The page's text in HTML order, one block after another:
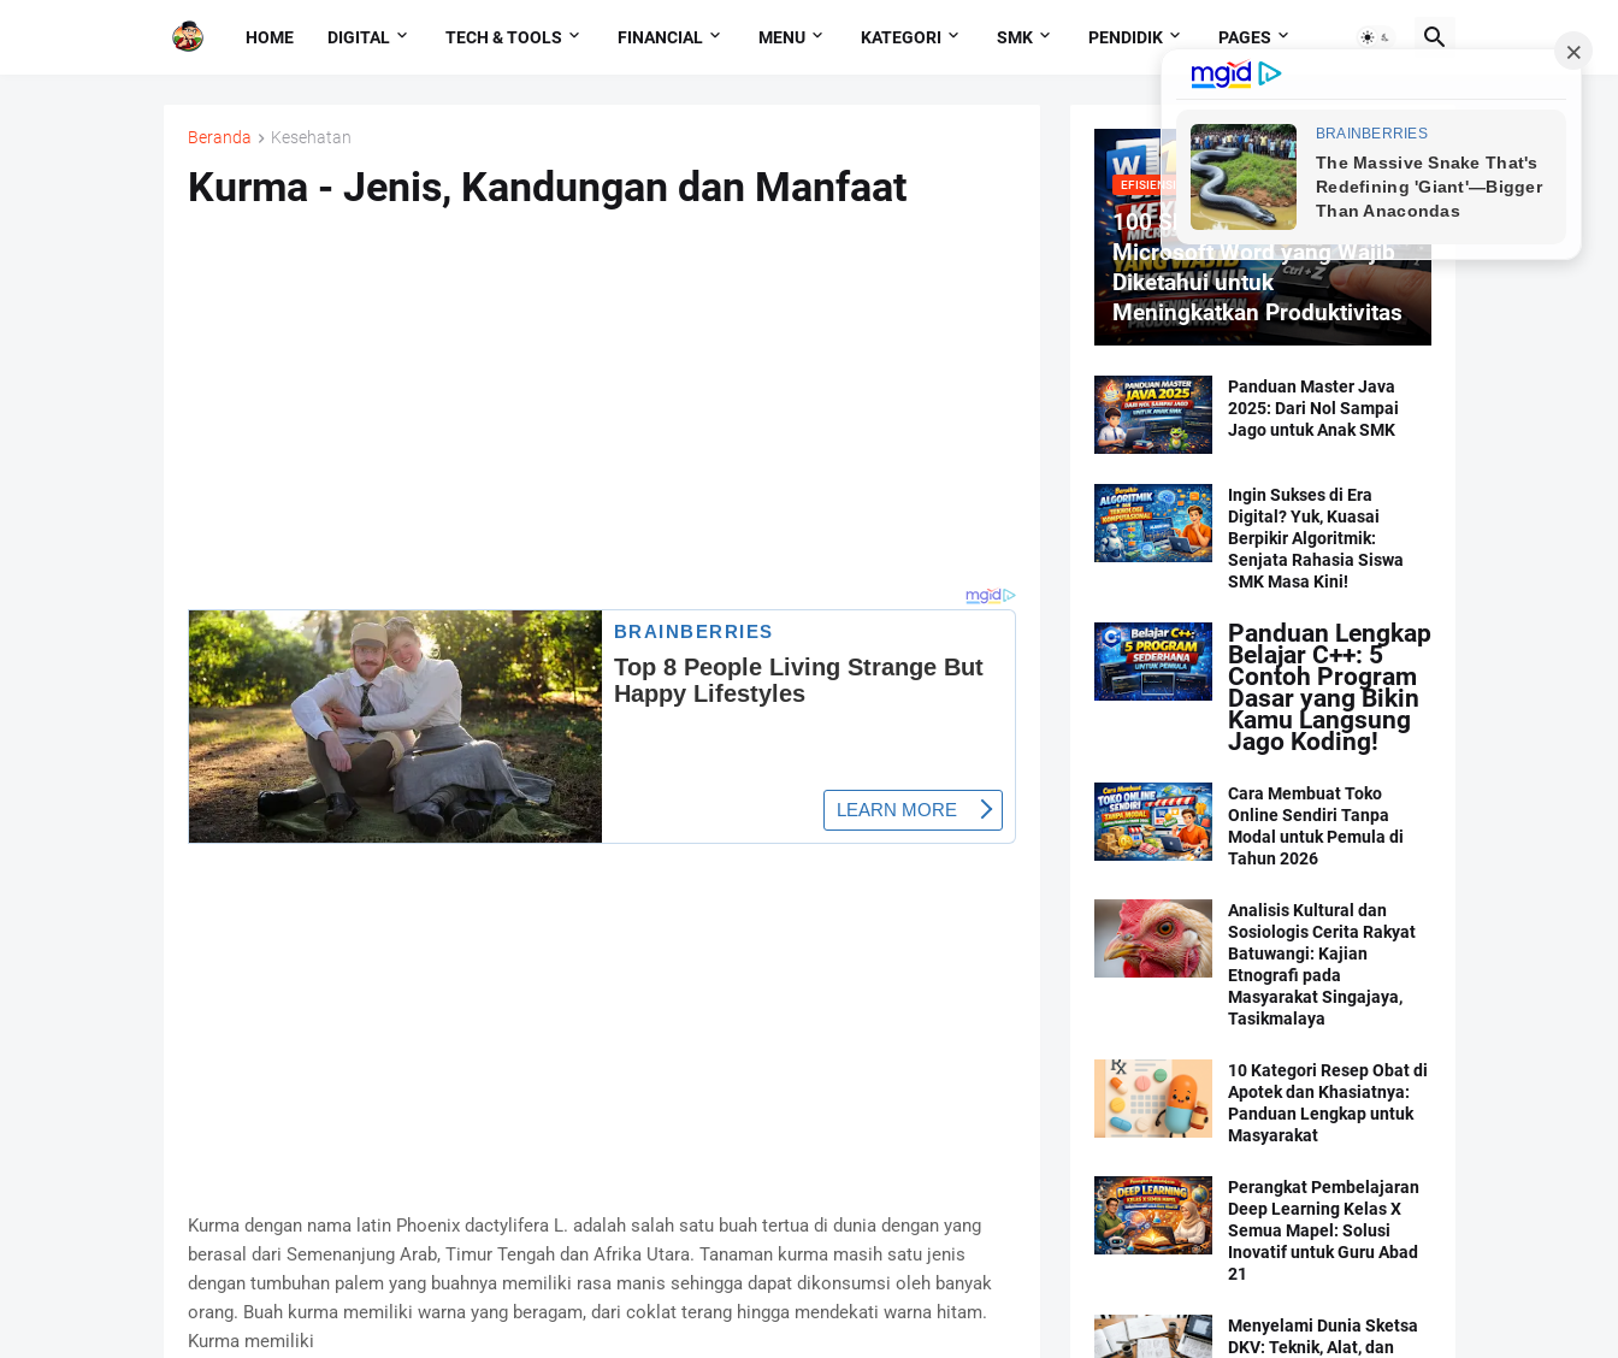
HOME DIGITAL TECH & TOOLS FINANCIAL MENU KATEGORI SMK PENDIDIK PAGES
Beranda Kesehatan
Kurma - Jenis, Kandungan dan Manfaat
Kurma dengan nama latin Phoenix dactylifera L. adalah salah satu buah tertua di dunia dengan yang
berasal dari Semenanjung Arab, Timur Tengah dan Afrika Utara. Tanaman kurma masih satu jenis
dengan tumbuhan palem yang buahnya memiliki rasa manis sehingga dapat dikonsumsi oleh banyak
orang. Buah kurma memiliki warna yang beragam, dari coklat terang hingga mendekati warna hitam.
Kurma memiliki
EFISIENSI MENGETIK
100 Shortcut Keyboard
Microsoft Word yang Wajib
Diketahui untuk
Meningkatkan Produktivitas
Panduan Master Java
2025: Dari Nol Sampai
Jago untuk Anak SMK
Ingin Sukses di Era
Digital? Yuk, Kuasai
Berpikir Algoritmik:
Senjata Rahasia Siswa
SMK Masa Kini!
Panduan Lengkap
Belajar C++: 5
Contoh Program
Dasar yang Bikin
Kamu Langsung
Jago Koding!
Cara Membuat Toko
Online Sendiri Tanpa
Modal untuk Pemula di
Tahun 2026
Analisis Kultural dan
Sosiologis Cerita Rakyat
Batuwangi: Kajian
Etnografi pada
Masyarakat Singajaya,
Tasikmalaya
10 Kategori Resep Obat di
Apotek dan Khasiatnya:
Panduan Lengkap untuk
Masyarakat
Perangkat Pembelajaran
Deep Learning Kelas X
Semua Mapel: Solusi
Inovatif untuk Guru Abad
21
Menyelami Dunia Sketsa
DKV: Teknik, Alat, dan